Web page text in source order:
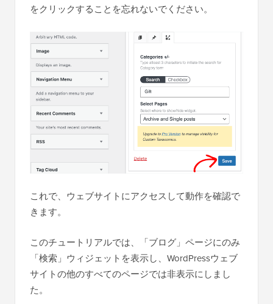
をクリックすることを忘れないでください。
これで、ウェブサイトにアクセスして動作を確認で
きます。
このチュートリアルでは、「ブログ」ページにのみ
「検索」ウィジェットを表示し、WordPressウェブ
サイトの他のすべてのページでは非表示にしまし
た。